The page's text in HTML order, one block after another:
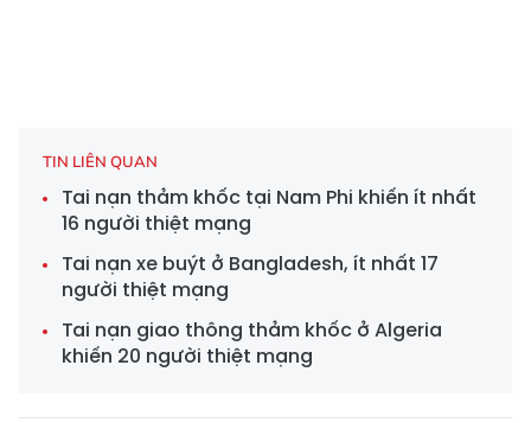
TIN LIÊN QUAN
Tai nạn thảm khốc tại Nam Phi khiến ít nhất
16 người thiệt mạng
Tai nạn xe buýt ở Bangladesh, ít nhất 17
người thiệt mạng
Tai nạn giao thông thảm khốc ở Algeria
khiến 20 người thiệt mạng